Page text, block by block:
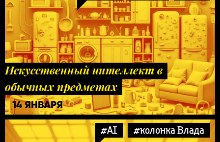
Искусственный интеллект в
обычных предметах
14 ЯНВАРЯ
#AI
#колонка Влада